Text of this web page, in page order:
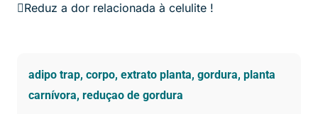
Reduz a dor relacionada à celulite !
adipo trap, corpo, extrato planta, gordura, planta
carnívora, reduçao de gordura